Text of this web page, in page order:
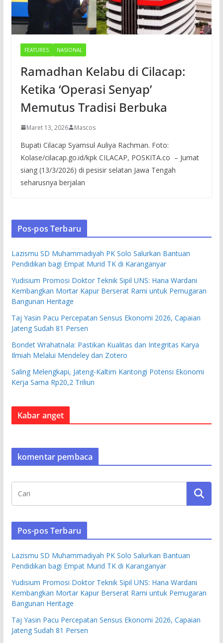
FEATURES NASIONAL
Ramadhan Kelabu di Cilacap:
Ketika ‘Operasi Senyap’
Memutus Tradisi Berbuka
Maret 13, 2026 Mascos
Bupati Cilacap Syamsul Auliya Rachman. Foto:
Kolase/cilacap.go.id/kpk CILACAP, POSKITA.co – Jumat
siang (13/3/2026) di pesisir selatan Jawa Tengah
seharusnya berjalan
Pos-pos Terbaru
Lazismu SD Muhammadiyah PK Solo Salurkan Bantuan
Pendidikan bagi Empat Murid TK di Karanganyar
Yudisium Promosi Doktor Teknik Sipil UNS: Hana Wardani
Kembangkan Mortar Kapur Berserat Rami untuk Pemugaran
Bangunan Heritage
Taj Yasin Pacu Percepatan Sensus Ekonomi 2026, Capaian
Jateng Sudah 81 Persen
Bondet Wrahatnala: Pastikan Kualitas dan Integritas Karya
Ilmiah Melalui Mendeley dan Zotero
Saling Melengkapi, Jateng-Kaltim Kantongi Potensi Ekonomi
Kerja Sama Rp20,2 Triliun
Kabar anget
komentar pembaca
Pos-pos Terbaru
Lazismu SD Muhammadiyah PK Solo Salurkan Bantuan
Pendidikan bagi Empat Murid TK di Karanganyar
Yudisium Promosi Doktor Teknik Sipil UNS: Hana Wardani
Kembangkan Mortar Kapur Berserat Rami untuk Pemugaran
Bangunan Heritage
Taj Yasin Pacu Percepatan Sensus Ekonomi 2026, Capaian
Jateng Sudah 81 Persen